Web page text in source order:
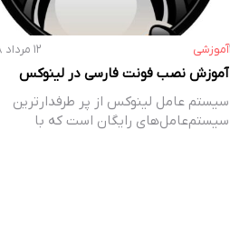
آموزشی ۱۲ مرداد ۱۳۹۸
آموزش نصب فونت فارسی در لینوکس
سیستم عامل لینوکس از پر طرفدارترین
سیستم‌عامل‌های رایگان است که با